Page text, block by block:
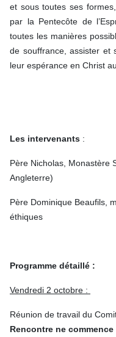
et sous toutes ses
par la Pentecôte de
toutes les manières
de souffrance, assister et
leur espérance en Christ
Les intervenants :
Père Nicholas, Monastère
Angleterre)
Père Dominique Beaufils,
éthiques
Programme détaillé :
Vendredi 2 octobre :
Réunion de travail du
Rencontre ne commence